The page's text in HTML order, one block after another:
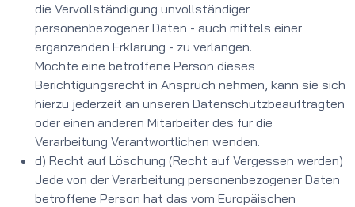
die Vervollständigung unvollständiger
personenbezogener Daten - auch mittels einer
ergänzenden Erklärung - zu verlangen.
Möchte eine betroffene Person dieses
Berichtigungsrecht in Anspruch nehmen, kann sie sich
hierzu jederzeit an unseren Datenschutzbeauftragten
oder einen anderen Mitarbeiter des für die
Verarbeitung Verantwortlichen wenden.
d) Recht auf Löschung (Recht auf Vergessen werden)
Jede von der Verarbeitung personenbezogener Daten
betroffene Person hat das vom Europäischen